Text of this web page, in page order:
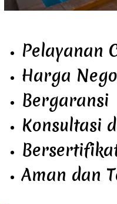
Pelayanan
Harga Nego
Bergaransi
Konsultasi
Aman dan